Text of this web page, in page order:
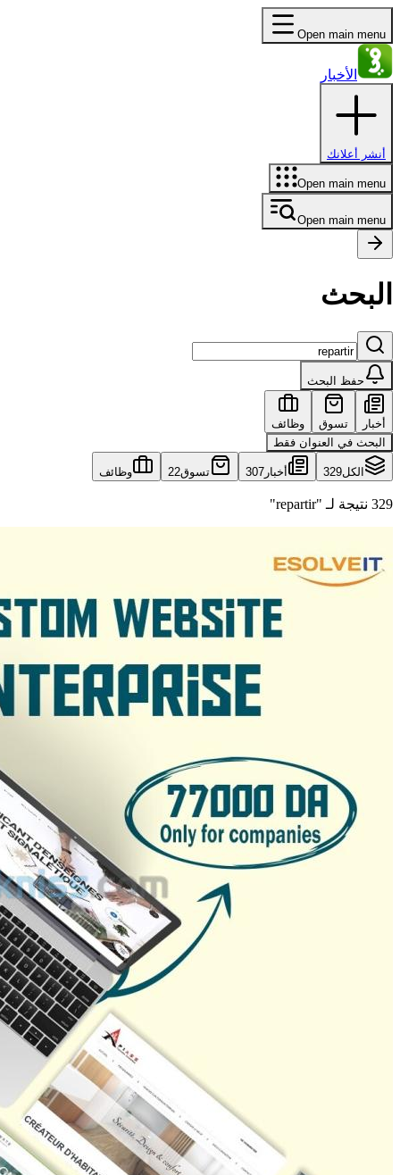
Open main menu
الأخبار
أنشر أعلانك
Open main menu
Open main menu
البحث
حفظ البحث
أخبار تسوق
وظائف
البحث في العنوان فقط
الكل329 أخبار 307 تسوق22 وظائف
329 نتيجة لـ "repartir"